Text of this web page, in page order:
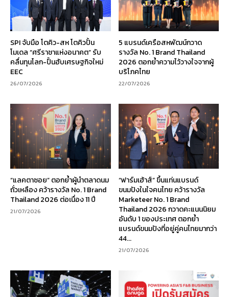
SPI จับมือ โตคิว-สห โตคิวปั้น
โมเดล “ศรีราชาแห่งอนาคต” รับ
คลื่นทุนโลก-ปั้นฮับเศรษฐกิจใหม่
EEC
26/07/2026
5 แบรนด์เครือสหพัฒน์กวาด
รางวัล No. 1 Brand Thailand
2026 ตอกย้ำความไว้วางใจจากผู้
บริโภคไทย
22/07/2026
“แลคตาซอย” ตอกย้ำผู้นำตลาดนม
ถั่วเหลือง คว้ารางวัล No. 1 Brand
Thailand 2026 ต่อเนื่อง 11 ปี
21/07/2026
“ฟาร์มเฮ้าส์” ขึ้นแท่นแบรนด์
ขนมปังในใจคนไทย คว้ารางวัล
Marketeer No. 1 Brand
Thailand 2026 กวาดคะแนนนิยม
อันดับ 1 ของประเทศ ตอกย้ำ
แบรนด์ขนมปังที่อยู่คู่คนไทยมากว่า
44...
21/07/2026